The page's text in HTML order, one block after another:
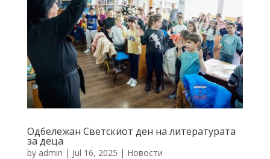
Одбележан Светскиот ден на литературата
за деца
by admin | Jul 16, 2025 | Новости